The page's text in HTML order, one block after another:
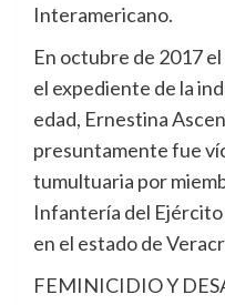
Interamericano.
En octubre de 2017
el expediente de la
edad, Ernestina
presuntamente fue
tumultuaria por
Infantería del Ejército
en el estado de
FEMINICIDIO Y